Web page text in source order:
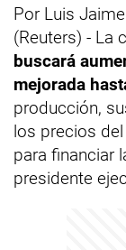
Por Luis
(Reuters) - La
buscará
mejorada
producción,
los precios
para financiar
presidente